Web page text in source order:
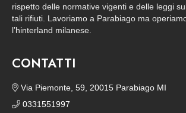
rispetto delle normative vigenti e delle leggi
tali rifiuti. Lavoriamo a Parabiago ma
l’hinterland milanese.
CONTATTI
Via Piemonte, 59, 20015 Parabiago MI
0331551997